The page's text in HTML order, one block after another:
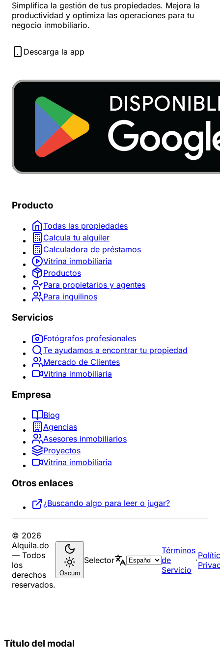
Simplifica la gestión de tus propiedades. Mejora la
productividad y optimiza las operaciones para tu
negocio inmobiliario.
Descarga la app
Producto
Todas las propiedades
Calcula tu alquiler
Calculadora de préstamos
Vitrina inmobiliaria
Productos
Para propietarios y agentes
Para inquilinos
Servicios
Fotógrafos profesionales
Te ayudamos a encontrar tu propiedad
Mercado de Clientes
Vitrina inmobiliaria
Empresa
Blog
Agencias
Asesores inmobiliarios
Proyectos
Vitrina inmobiliaria
Otros enlaces
¿Buscando algo para leer o jugar?
© 2026
Alquila.do
— Todos
los
derechos
reservados.
Oscuro
Selector
Términos
de
Servicio
·
Título del modal